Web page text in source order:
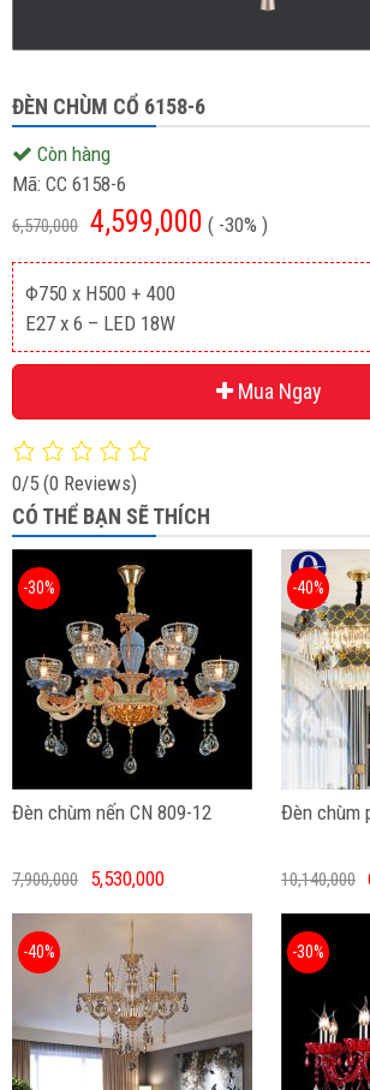
ĐÈN CHÙM CỔ 6158-6
Còn hàng
Mã: CC 6158-6
6,570,000 4,599,000 ( -30% )
Φ750 x H500 + 400
E27 x 6 – LED 18W
Mua Ngay
0/5 (0 Reviews)
CÓ THỂ BẠN SẼ THÍCH
Đèn chùm nến CN 809-12
-30%
7,900,000 5,530,000
Đèn chùm
-40%
10,140,000
-40% -30%